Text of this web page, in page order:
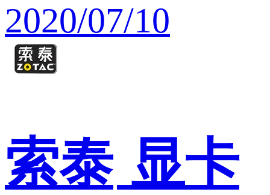
2020/07/10
索泰 显卡